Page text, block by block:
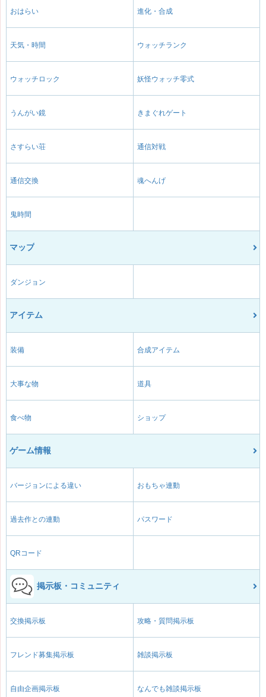
おはらい 進化・合成
天気・時間 ウォッチランク
ウォッチロック 妖怪ウォッチ零式
うんがい鏡 きまぐれゲート
さすらい荘 通信対戦
通信交換 魂へんげ
鬼時間
マップ
ダンジョン
アイテム
装備 合成アイテム
大事な物 道具
食べ物 ショップ
ゲーム情報
バージョンによる違い おもちゃ連動
過去作との連動 パスワード
QRコード
掲示板・コミュニティ
交換掲示板 攻略・質問掲示板
フレンド募集掲示板 雑談掲示板
自由企画掲示板 なんでも雑談掲示板